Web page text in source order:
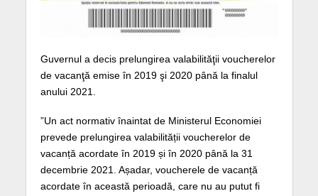
Guvernul a decis prelungirea valabilităţii voucherelor
de vacanţă emise în 2019 şi 2020 până la finalul
anului 2021.
”Un act normativ înaintat de Ministerul Economiei
prevede prelungirea valabilității voucherelor de
vacanță acordate în 2019 și în 2020 până la 31
decembrie 2021. Așadar, voucherele de vacanță
acordate în această perioadă, care nu au putut fi